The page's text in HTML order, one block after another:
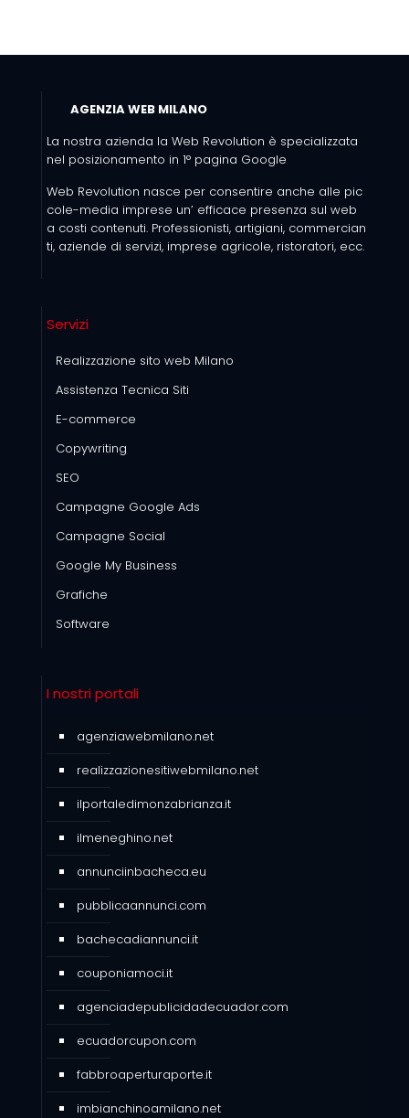
AGENZIA WEB MILANO
La nostra azienda la Web Revolution è specializzata
nel posizionamento in 1° pagina Google
Web Revolution nasce per consentire anche alle pic
cole-media imprese un’ efficace presenza sul web
a costi contenuti. Professionisti, artigiani, commercian
ti, aziende di servizi, imprese agricole, ristoratori, ecc.
Servizi
Realizzazione sito web Milano
Assistenza Tecnica Siti
E-commerce
Copywriting
SEO
Campagne Google Ads
Campagne Social
Google My Business
Grafiche
Software
I nostri portali
agenziawebmilano.net
realizzazionesitiwebmilano.net
ilportaledimonzabrianza.it
ilmeneghino.net
annunciinbacheca.eu
pubblicaannunci.com
bachecadiannunci.it
couponiamoci.it
agenciadepublicidadecuador.com
ecuadorcupon.com
fabbroaperturaporte.it
imbianchinoamilano.net